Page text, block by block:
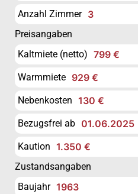
Anzahl Zimmer 3
Preisangaben
Kaltmiete (netto) 799 €
Warmmiete 929 €
Nebenkosten 130 €
Bezugsfrei ab 01.06.2025
Kaution 1.350 €
Zustandsangaben
Baujahr 1963